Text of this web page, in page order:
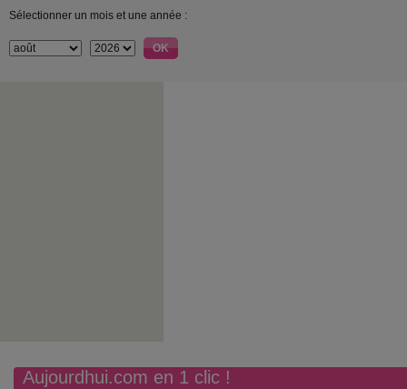
Sélectionner un mois et une année :
Aujourdhui.com en 1 clic !